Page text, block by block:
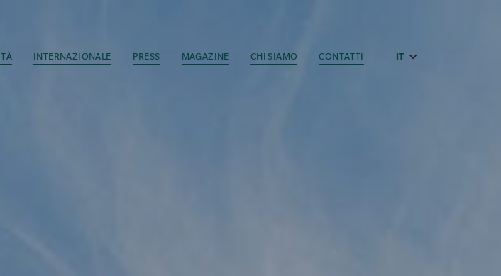
INTERNAZIONALE PRESS MAGAZINE CHI SIAMO CONTATTI IT